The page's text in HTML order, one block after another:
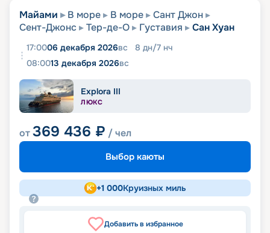
Майами В море В море
Сант Джон
Сент-Джонс
Тер-де-О Густавия Сан Хуан
17:0006 декабря 2026вс 8 дн/7 нч
08:0013 декабря 2026вс
Explora III
ЛЮКС
от369 436 ₽ / чел
Выбор каюты
+1 000Круизных миль
Добавить в избранное